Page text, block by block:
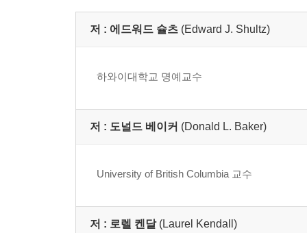
13. 평화봉사단 경험의 지속적 영향과 K-1 공동체
14. 은퇴 후 한국학 기여와 한미 교류 활동
3. 평화봉사단 지원 계기와 한국에서의 생활
5. 평화봉사단과 한국학, 한 사람의 여정
Ⅲ. 소외된 신령들을 세상 밖으로 드러내다(구술:
저 : 에드워드 슐츠 (Edward J. Shultz)
하와이대학교 명예교수
저 : 도널드 베이커 (Donald L. Baker)
University of British Columbia 교수
저 : 로렐 켄달 (Laurel Kendall)